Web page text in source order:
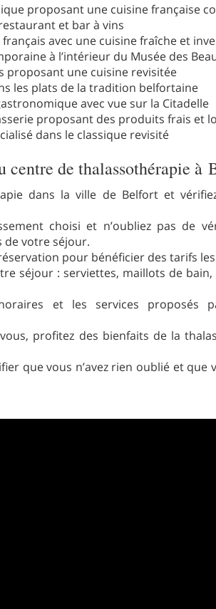
proposant une cuisine française
et bar à vins
avec une cuisine fraîche et
à l’intérieur du Musée des
proposant une cuisine revisitée
les plats de la tradition belfortaine
avec vue sur la Citadelle
proposant des produits frais et
dans le classique revisité
centre de thalassothérapie à
dans la ville de Belfort et
choisi et n’oubliez pas de
de votre séjour.
pour bénéficier des tarifs
séjour : serviettes, maillots de
et les services proposés
profitez des bienfaits de la
que vous n’avez rien oublié et que